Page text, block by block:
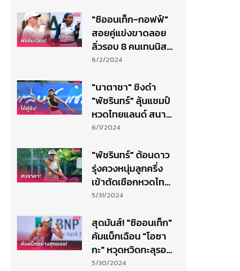
"ซิออนเท็ก-กอฟฟ์"
สอยคู่แข่งขาดลอย
ลิ่วรอบ 8 คนเทนนิส
เฟรนช์ โอเพ่น
6/2/2024
"นาตาชา" ชิงดำ
"พัชรินทร์" ลุ้นแชมป์
หวดไทยแลนด์ สนาม
7
6/1/2024
"พัชรินทร์" ต้อนดาว
รุ่งควงหนุ่มลูกครึ่ง
เข้าตัดเชือกหวดไทย
แลนด์ สนาม 7
5/31/2024
สุดมันส์! "ซิออนเท็ก"
คัมแบ็กเฉือน "โอซา
กะ" หวุดหวิดทะลุรอบ
สามเทนนิส เฟรนช์
5/30/2024